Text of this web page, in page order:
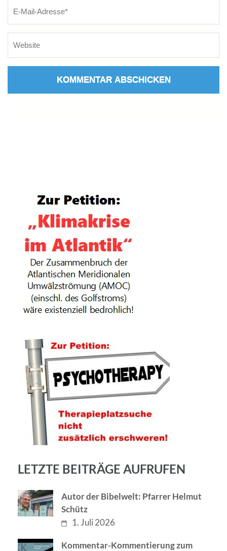
LETZTE BEITRÄGE AUFRUFEN
Autor der Bibelwelt: Pfarrer Helmut
Schütz
1. Juli 2026
Kommentar-Kommentierung zum